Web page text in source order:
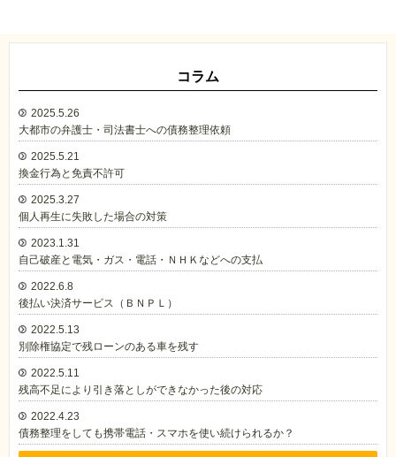
コラム
2025.5.26
大都市の弁護士・司法書士への債務整理依頼
2025.5.21
換金行為と免責不許可
2025.3.27
個人再生に失敗した場合の対策
2023.1.31
自己破産と電気・ガス・電話・ＮＨＫなどへの支払
2022.6.8
後払い決済サービス（ＢＮＰＬ）
2022.5.13
別除権協定で残ローンのある車を残す
2022.5.11
残高不足により引き落としができなかった後の対応
2022.4.23
債務整理をしても携帯電話・スマホを使い続けられるか？